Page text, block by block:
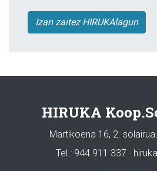
Izan zaitez HIRUKAlagun
HIRUKA
Martikoena 16, 2.
Tel.: 944 911 337 ·